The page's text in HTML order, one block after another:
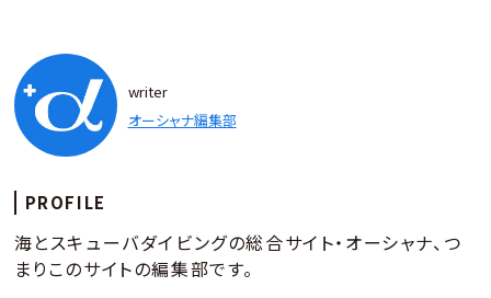
writer
オーシャナ編集部
PROFILE
海とスキューバダイビングの総合サイト・オーシャナ、つ
まりこのサイトの編集部です。